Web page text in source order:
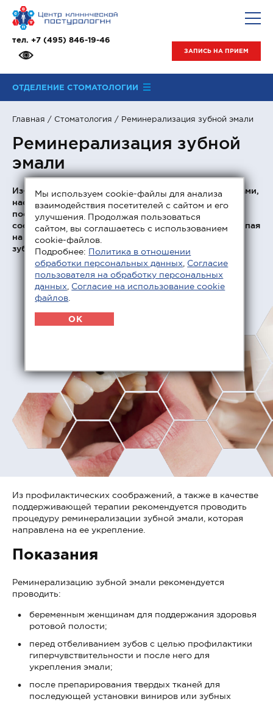
тел. +7 (495) 846-19-46
ЗАПИСЬ НА ПРИЕМ
ОТДЕЛЕНИЕ СТОМАТОЛОГИИ
Главная / Стоматология / Реминерализация зубной эмали
Реминерализация зубной
эмали
Из-забиопленки, сформированной микроорганизмами,
населяющими нашу ротовую полость, зубная эмаль
постоянно находится «под ударом». Ее основу
составляют кариесогенные бактерии, которые, налипая
на ткани зуба, образуют желтый налет и отложения
зубного камня.
Из профилактических соображений, а также в качестве
поддерживающей терапии рекомендуется проводить
процедуру реминерализации зубной эмали, которая
направлена на ее укрепление.
Показания
Реминерализацию зубной эмали рекомендуется
проводить:
беременным женщинам для поддержания здоровья
ротовой полости;
перед отбеливанием зубов с целью профилактики
гиперчувствительности и после него для
укрепления эмали;
после препарирования твердых тканей для
последующей установки виниров или зубных
Мы используем cookie-файлы для анализа
взаимодействия посетителей с сайтом и его
улучшения. Продолжая пользоваться
сайтом, вы соглашаетесь с использованием
cookie-файлов.
Подробнее: Политика в отношении
обработки персональных данных Согласие
пользователя на обработку персональных
данных Согласие на использование cookie
файлов
OK